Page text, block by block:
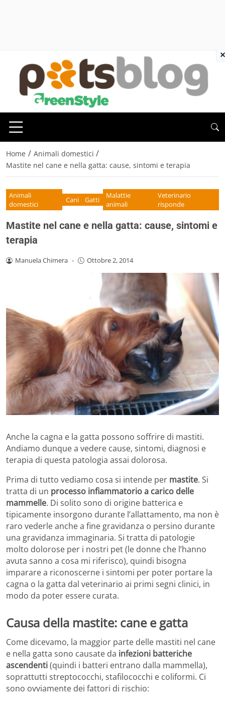
Home / Animali domestici /
Mastite nel cane e nella gatta: cause, sintomi e terapia
Animali
domestici
Cani Gatti
Malattie
animali
Veterinario
risponde
Mastite nel cane e nella gatta: cause, sintomi e
terapia
Manuela Chimera - Ottobre 2, 2014
Anche la cagna e la gatta possono soffrire di mastiti.
Andiamo dunque a vedere cause, sintomi, diagnosi e
terapia di questa patologia assai dolorosa.
Prima di tutto vediamo cosa si intende per mastite. Si
tratta di un processo infiammatorio a carico delle
mammelle. Di solito sono di origine batterica e
tipicamente insorgono durante l’allattamento, ma non è
raro vederle anche a fine gravidanza o persino durante
una gravidanza immaginaria. Si tratta di patologie
molto dolorose per i nostri pet (le donne che l’hanno
avuta sanno a cosa mi riferisco), quindi bisogna
imparare a riconoscerne i sintomi per poter portare la
cagna o la gatta dal veterinario ai primi segni clinici, in
modo da poter essere curata.
Causa della mastite: cane e gatta
Come dicevamo, la maggior parte delle mastiti nel cane
e nella gatta sono causate da infezioni batteriche
ascendenti(quindi i batteri entrano dalla mammella),
soprattutti streptococchi, stafilococchi e coliformi. Ci
sono ovviamente dei fattori di rischio:
×